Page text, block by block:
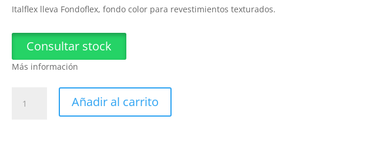
Italflex lleva Fondoflex, fondo color para revestimientos texturados.
Consultar stock
Más información
Revestimiento
Añadir al carrito